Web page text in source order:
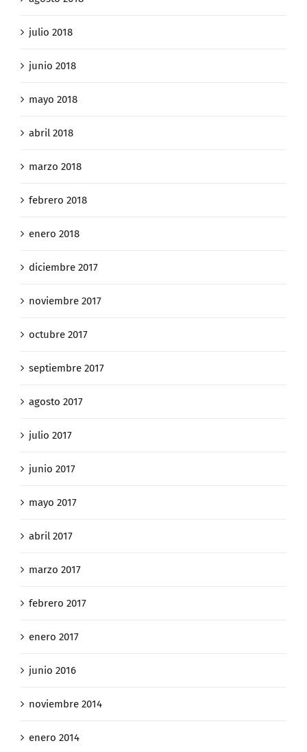
julio 2018
junio 2018
mayo 2018
abril 2018
marzo 2018
febrero 2018
enero 2018
diciembre 2017
noviembre 2017
octubre 2017
septiembre 2017
agosto 2017
julio 2017
junio 2017
mayo 2017
abril 2017
marzo 2017
febrero 2017
enero 2017
junio 2016
noviembre 2014
enero 2014